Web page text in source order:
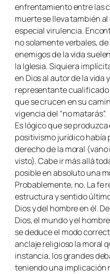
enfrentamiento entre las
muerte se lleva también
especial virulencia.
no solamente verbales,
enemigos de la vida
la Iglesia. Siquiera
en Dios al autor de la vida
representante cualificado
que se crucen en su
vigencia del “no matarás”.
Es lógico que se
positivismo jurídico
derecho de la moral
visto). Cabe ir más allá
posible en absoluto una
Probablemente, no. La fe
estructura y sentido
Dios y del hombre en él.
Dios, el mundo y el
se deduce el modo
anclaje religioso la moral
instancia, los grandes
teniendo una implicación